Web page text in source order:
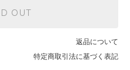
OUT
返品について
特定商取引法に基づく表記